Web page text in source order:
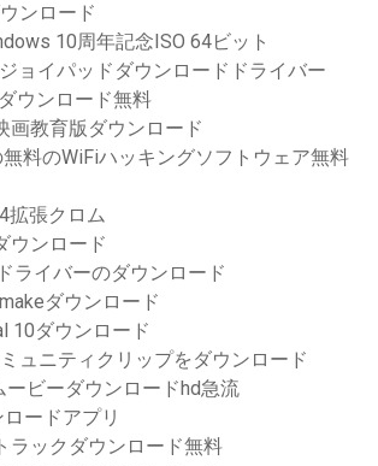
ンロード
10周年記念ISO 64ビット
ョイパッドダウンロードドライバー
ウンロード無料
画教育版ダウンロード
料のWiFiハッキングソフトウェア無料
拡張クロム
ウンロード
ライバーのダウンロード
ダウンロード
10ダウンロード
ュニティクリップをダウンロード
ービーダウンロードhd急流
ードアプリ
ラックダウンロード無料